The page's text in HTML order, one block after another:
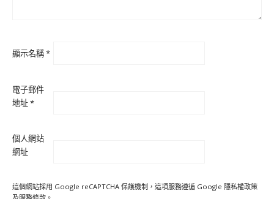
顯示名稱*
電子郵件
地址*
個人網站
網址
這個網站採用 Google reCAPTCHA 保護機制，這項服務遵循 Google 隱私權政策